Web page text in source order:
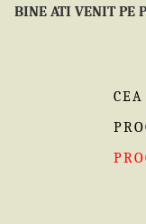
BINE ATI VENIT PE